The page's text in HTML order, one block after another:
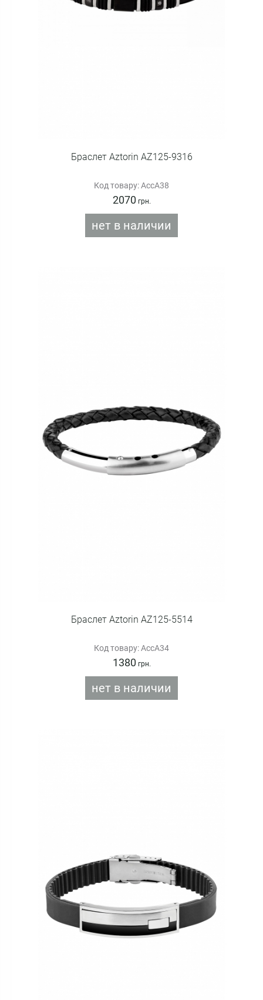
Браслет Aztorin AZ125-9316
Код товару: AccA38
2070 грн.
нет в наличии
Браслет Aztorin AZ125-5514
Код товару: AccA34
1380 грн.
нет в наличии